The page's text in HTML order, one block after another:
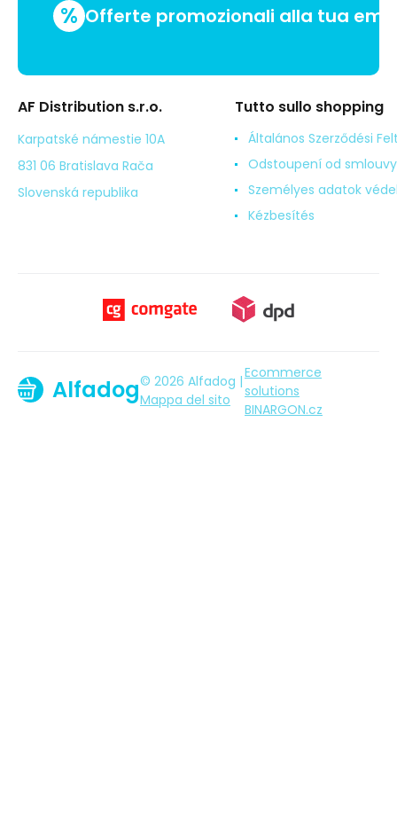
% Offerte promozionali alla tua
AF Distribution s.r.o.
Karpatské námestie 10A
831 06 Bratislava Rača
Slovenská republika
Tutto sullo shopping
Általános Szerződési
Odstoupení od smlouvy
Személyes adatok
Kézbesítés
Alfadog© 2026 Alfadog |
Mappa del sito
Ecommerce
solutions
BINARGON.cz